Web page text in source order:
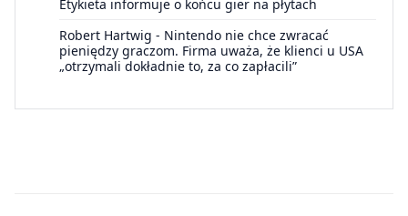
Etykieta informuje o końcu gier na płytach
Robert Hartwig - Nintendo nie chce zwracać
pieniędzy graczom. Firma uważa, że klienci u USA
„otrzymali dokładnie to, za co zapłacili”